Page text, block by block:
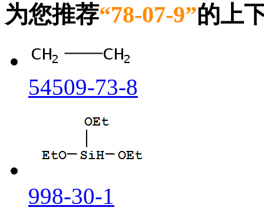
为您推荐“78-07-9”的上
54509-73-8
998-30-1